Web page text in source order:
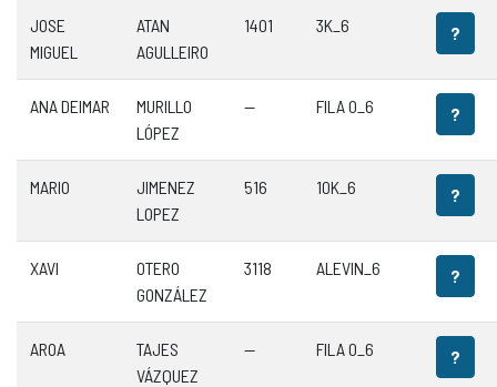
JOSE
MIGUEL
ATAN
AGULLEIRO
1401 3K_6 ?
ANA DEIMAR
MURILLO
LÓPEZ
— FILA 0_6 ?
MARIO
JIMENEZ
LOPEZ
516 10K_6 ?
XAVI
OTERO
GONZÁLEZ
3118 ALEVIN_6 ?
AROA
TAJES
VÁZQUEZ
— FILA 0_6 ?